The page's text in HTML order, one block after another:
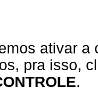
ativar a
pra isso,
.